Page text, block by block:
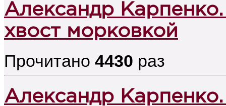
Александр
хвост морковкой
Прочитано 4430 раз
Александр